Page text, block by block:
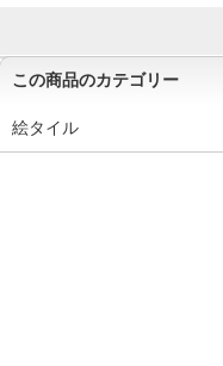
この商品のカテゴリー
絵タイル